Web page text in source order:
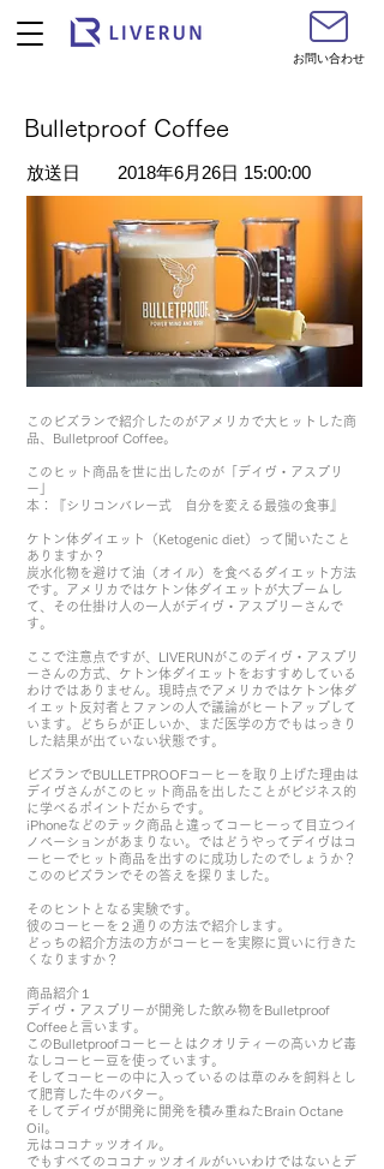
お問い合わせ
Bulletproof Coffee
​放送日 2018年6月26日 15:00:00
このビズランで紹介したのがアメリカで大ヒットした商
品、Bulletproof Coffee。
このヒット商品を世に出したのが「デイヴ・アスプリ
ー」
本：『シリコンバレー式 自分を変える最強の食事』
ケトン体ダイエット（Ketogenic diet）って聞いたこと
ありますか？
炭水化物を避けて油（オイル）を食べるダイエット方法
です。アメリカではケトン体ダイエットが大ブームし
て、その仕掛け人の一人がデイヴ・アスプリーさんで
す。
​ここで注意点ですが、LIVERUNがこのデイヴ・アスプリ
ーさんの方式、ケトン体ダイエットをおすすめしている
わけではありません。現時点でアメリカではケトン体ダ
イエット反対者とファンの人で議論がヒートアップして
います。どちらが正しいか、まだ医学の方でもはっきり
した結果が出ていない状態です。
ビズランでBULLETPROOFコーヒーを取り上げた理由は
デイヴさんがこのヒット商品を出したことがビジネス的
に学べるポイントだからです。
iPhoneなどのテック商品と違ってコーヒーって目立つイ
ノベーションがあまりない。ではどうやってデイヴはコ
ーヒーでヒット商品を出すのに成功したのでしょうか？
こののビズランでその答えを探りました。
そのヒントとなる実験です。
彼のコーヒーを２通りの方法で紹介します。
どっちの紹介方法の方がコーヒーを実際に買いに行きた
くなりますか？
商品紹介１
デイヴ・アスプリーが開発した飲み物をBulletproof
Coffeeと言います。
このBulletproofコーヒーとはクオリティーの高いカビ毒
なしコーヒー豆を使っています。
そしてコーヒーの中に入っているのは草のみを飼料とし
て肥育した牛のバター。
そしてデイヴが開発に開発を積み重ねたBrain Octane
Oil。
元はココナッツオイル。
でもすべてのココナッツオイルがいいわけではないとデ